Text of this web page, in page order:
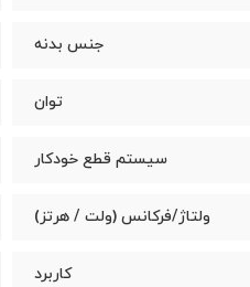
جنس بدنه
توان
سیستم قطع خودکار
ولتاژ/فرکانس (ولت / هرتز)
کاربرد